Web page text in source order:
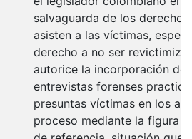
salvaguarda de los
asisten a las víctimas,
derecho a no ser
autorice la incorporación de
entrevistas forenses
presuntas víctimas en los
proceso mediante la figura